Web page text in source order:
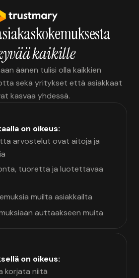
kaikille
äänen tulisi olla kaikkien
sekä yritykset että asiakkaat
kasvaa yhdessä.
on oikeus:
arvostelut ovat aitoja ja
tuoretta ja luotettavaa
muilta asiakkailta
auttaakseen muita
on oikeus:
korjata niitä